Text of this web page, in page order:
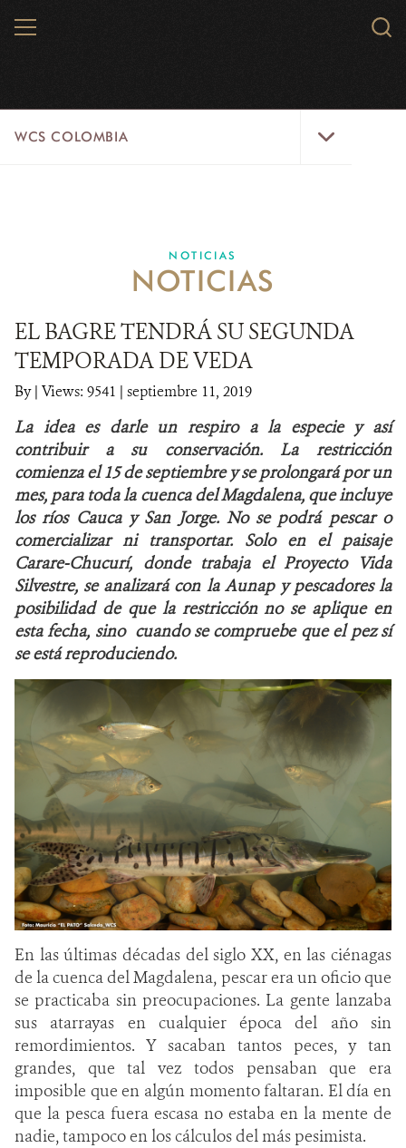
MENU
WCS COLOMBIA
EJES ESTRATÉGICOS
AQUÍ TRABAJAMOS
LÍNEAS DE ACCIÓN
MICROSITIOS
NOTICIAS
WCS VISUAL
PUBLICACIONES
ALIADOS Y ALIANZAS
COBERTURA EN MEDIOS DE COMUNICACIÓN
INFORME ANUAL WCS
MECANISMO DE ATENCIÓN DE QUEJAS Y RECLAMOS
DONA
NOTICIAS
NOTICIAS
EL BAGRE TENDRÁ SU SEGUNDA
TEMPORADA DE VEDA
By| Views: 9541 | septiembre 11, 2019
La idea es darle un respiro a la especie y así
contribuir a su conservación. La restricción
comienza el 15 de septiembre y se prolongará por un
mes, para toda la cuenca del Magdalena, que incluye
los ríos Cauca y San Jorge. No se podrá pescar o
comercializar ni transportar. Solo en el paisaje
Carare-Chucurí, donde trabaja el Proyecto Vida
Silvestre, se analizará con la Aunap y pescadores la
posibilidad de que la restricción no se aplique en
esta fecha, sino cuando se compruebe que el pez sí
se está reproduciendo.
En las últimas décadas del siglo XX, en las ciénagas
de la cuenca del Magdalena, pescar era un oficio que
se practicaba sin preocupaciones. La gente lanzaba
sus atarrayas en cualquier época del año sin
remordimientos. Y sacaban tantos peces, y tan
grandes, que tal vez todos pensaban que era
imposible que en algún momento faltaran. El día en
que la pesca fuera escasa no estaba en la mente de
nadie, tampoco en los cálculos del más pesimista.